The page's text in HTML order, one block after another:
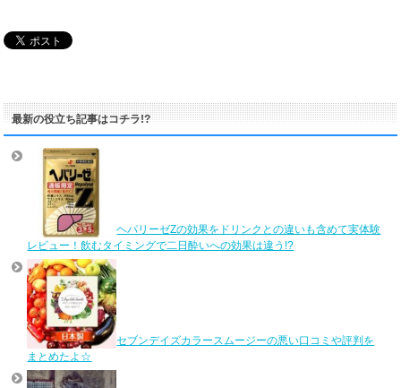
最新の役立ち記事はコチラ!?
ヘパリーゼZの効果をドリンクとの違いも含めて実体験
レビュー！飲むタイミングで二日酔いへの効果は違う!?
セブンデイズカラースムージーの悪い口コミや評判を
まとめたよ☆